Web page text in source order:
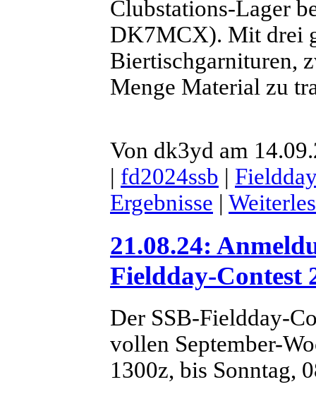
Clubstations-Lager
DK7MCX). Mit drei
Biertischgarnituren,
Menge Material zu
Von dk3yd am
| fd2024ssb |
Ergebnisse |
21.08.24:
Fieldday-Contest
Der SSB-Fieldday-
vollen September-
1300z, bis Sonntag,